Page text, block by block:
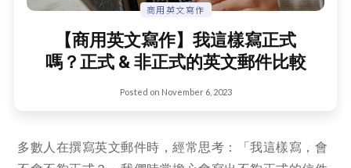
商用英文寫作
【商用英文寫作】我這樣寫正式
嗎？正式 & 非正式的英文郵件比較
Posted on November 6, 2023
多數人在撰寫英文郵件時，經常思考：「我這樣寫，會